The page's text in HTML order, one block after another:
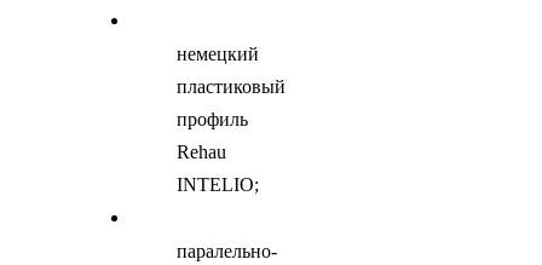
немецкий
пластиковый
профиль
Rehau
INTELIO;
паралельно-